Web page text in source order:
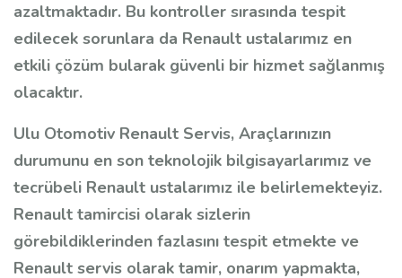
azaltmaktadır. Bu kontroller sırasında tespit
edilecek sorunlara da Renault ustalarımız en
etkili çözüm bularak güvenli bir hizmet sağlanmış
olacaktır.
Ulu Otomotiv Renault Servis, Araçlarınızın
durumunu en son teknolojik bilgisayarlarımız ve
tecrübeli Renault ustalarımız ile belirlemekteyiz.
Renault tamircisi olarak sizlerin
görebildiklerinden fazlasını tespit etmekte ve
Renault servis olarak tamir, onarım yapmakta,